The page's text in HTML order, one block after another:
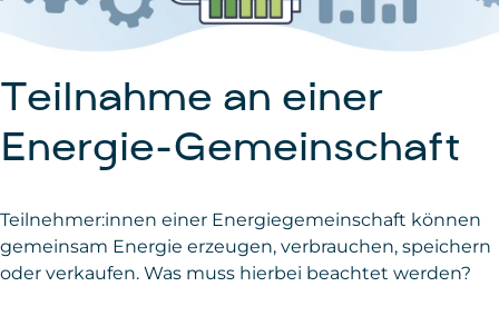
Teilnahme an einer
Energie-Gemeinschaft
Teilnehmer:innen einer Energiegemeinschaft können
gemeinsam Energie erzeugen, verbrauchen, speichern
oder verkaufen. Was muss hierbei beachtet werden?